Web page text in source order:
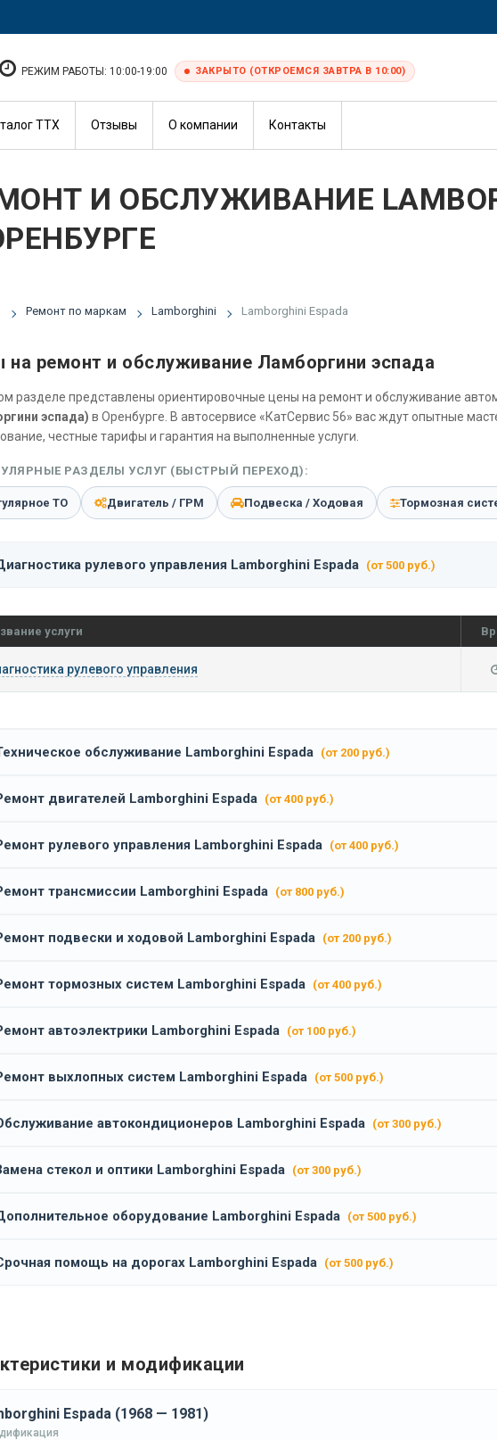
РЕЖИМ РАБОТЫ: 10:00-19:00 ЗАКРЫТО (ОТКРОЕМСЯ ЗАВТРА В 10:00)
ТТХ Отзывы О компании Контакты
И ОБСЛУЖИВАНИЕ
Ремонт по маркам Lamborghini Lamborghini Espada
на ремонт и обслуживание Ламборгини эспада
разделе представлены ориентировочные цены на ремонт и обслуживание
эспада) в Оренбурге. В автосервисе «КатСервис 56» вас ждут опытные
честные тарифы и гарантия на выполненные услуги.
РАЗДЕЛЫ УСЛУГ (БЫСТРЫЙ ПЕРЕХОД):
ТО Двигатель / ГРМ Подвеска / Ходовая Тормозная
рулевого управления Lamborghini Espada (от 500 руб.)
услуги
рулевого управления
обслуживание Lamborghini Espada (от 200 руб.)
двигателей Lamborghini Espada (от 400 руб.)
рулевого управления Lamborghini Espada (от 400 руб.)
трансмиссии Lamborghini Espada (от 800 руб.)
подвески и ходовой Lamborghini Espada (от 200 руб.)
тормозных систем Lamborghini Espada (от 400 руб.)
автоэлектрики Lamborghini Espada (от 100 руб.)
выхлопных систем Lamborghini Espada (от 500 руб.)
автокондиционеров Lamborghini Espada (от 300 руб.)
стекол и оптики Lamborghini Espada (от 300 руб.)
оборудование Lamborghini Espada (от 500 руб.)
помощь на дорогах Lamborghini Espada (от 500 руб.)
и модификации
Espada (1968 — 1981)